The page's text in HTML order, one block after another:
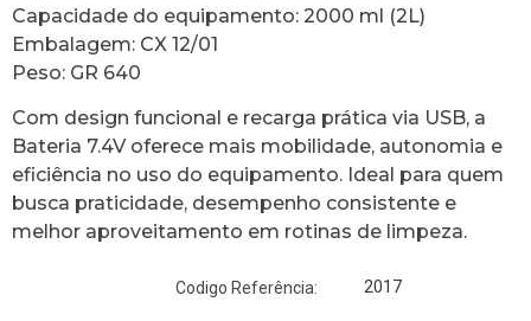
Capacidade do equipamento: 2000 ml (2L)
Embalagem: CX 12/01
Peso: GR 640
Com design funcional e recarga prática via USB, a
Bateria 7.4V oferece mais mobilidade, autonomia e
eficiência no uso do equipamento. Ideal para quem
busca praticidade, desempenho consistente e
melhor aproveitamento em rotinas de limpeza.
Codigo Referência: 2017